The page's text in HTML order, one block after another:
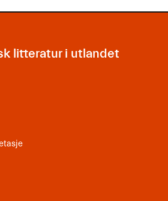
litteratur i utlandet